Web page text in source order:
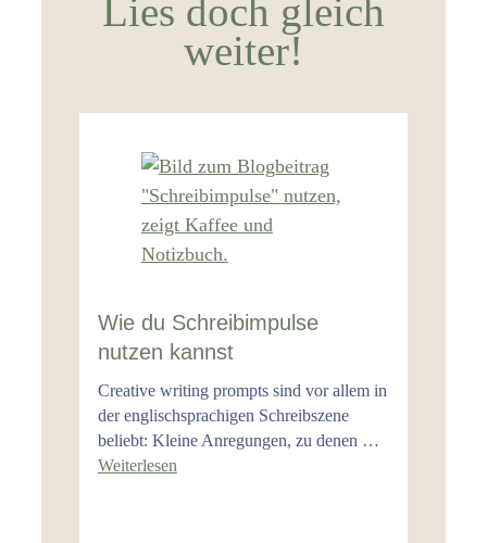
Lies doch gleich
weiter!
Wie du Schreibimpulse
nutzen kannst
Creative writing prompts sind vor allem in
der englischsprachigen Schreibszene
beliebt: Kleine Anregungen, zu denen …
Weiterlesen